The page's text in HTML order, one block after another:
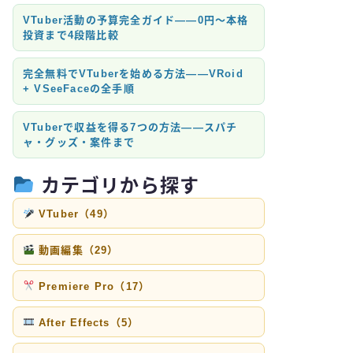
VTuber活動の予算完全ガイド——0円〜本格
投資まで4段階比較
完全無料でVTuberを始める方法——VRoid
+ VSeeFaceの全手順
VTuberで収益を得る7つの方法——スパチ
ャ・グッズ・案件まで
カテゴリから探す
VTuber（49）
動画編集（29）
Premiere Pro（17）
After Effects（5）